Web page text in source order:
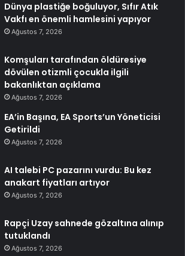
Dünya plastiğe boğuluyor, Sıfır Atık
Vakfı en önemli hamlesini yapıyor
Ağustos 7, 2026
Komşuları tarafından öldüresiye
dövülen otizmli çocukla ilgili
bakanlıktan açıklama
Ağustos 7, 2026
EA’in Başına, EA Sports’un Yöneticisi
Getirildi
Ağustos 7, 2026
AI talebi PC pazarını vurdu: Bu kez
anakart fiyatları artıyor
Ağustos 7, 2026
Rapçi Uzay sahnede gözaltına alınıp
tutuklandı
Ağustos 7, 2026